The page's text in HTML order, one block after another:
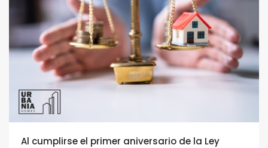
Al cumplirse el primer aniversario de la Ley